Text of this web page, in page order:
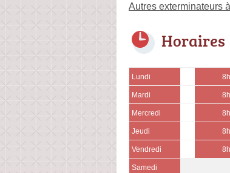
Autres exterminateurs
Horaires
Lundi
Mardi
Mercredi
Jeudi
Vendredi
Samedi